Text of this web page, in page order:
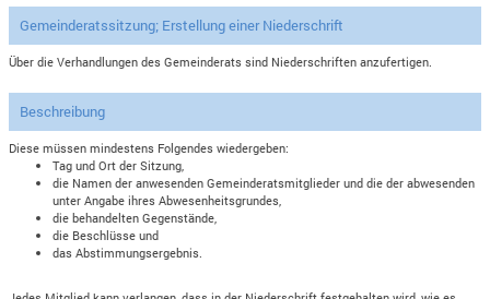
Gemeinderatssitzung; Erstellung einer Niederschrift
Über die Verhandlungen des Gemeinderats sind Niederschriften anzufertigen.
Beschreibung
Diese müssen mindestens Folgendes wiedergeben:
Tag und Ort der Sitzung,
die Namen der anwesenden Gemeinderatsmitglieder und die der abwesenden
unter Angabe ihres Abwesenheitsgrundes,
die behandelten Gegenstände,
die Beschlüsse und
das Abstimmungsergebnis.